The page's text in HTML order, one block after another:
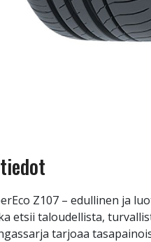
Z107 – edullinen ja
etsii taloudellista,
tarjoaa